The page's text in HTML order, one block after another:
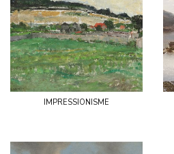
impressionisme